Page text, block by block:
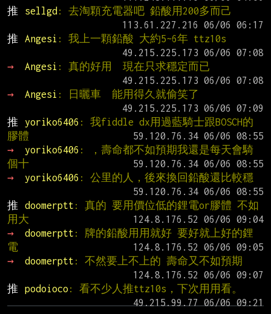
推
sellgd : 去淘顆充電器吧 鉛酸用200多而己
推
Angesi : 我上一顆鉛酸 大約5~6年 ttz10s
→
Angesi : 真的好用  現在只求穩定而已
→
Angesi : 日曬車  能用得久就偷笑了
推
yoriko6406 : 我fiddle dx用過藍騎士跟BOSCH的
膠體
→
yoriko6406 : ，壽命都不如預期我還是每天會騎
個十
→
yoriko6406 : 公里的人，後來換回鉛酸還比較穩
推
doomerptt : 真的 要用價位低的鋰電or膠體 不如
用大
→
doomerptt : 牌的鉛酸用用就好 要好就上好的鋰
電
→
doomerptt : 不然要上不上的 壽命又不如預期
推
podoioco : 看不少人推ttz10s，下次用用看。